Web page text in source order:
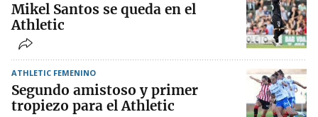
Mikel Santos se queda en el
Athletic
ATHLETIC FEMENINO
Segundo amistoso y primer
tropiezo para el Athletic